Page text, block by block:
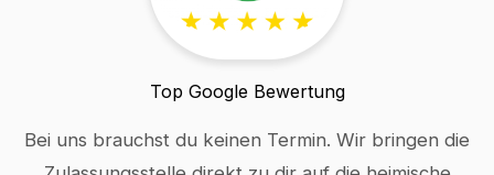
Top Google Bewertung
Bei uns brauchst du keinen Termin. Wir bringen die